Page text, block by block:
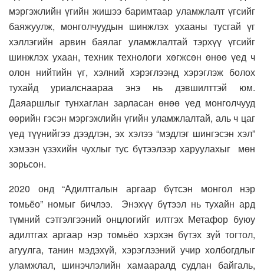
мэргэжлийн үгийн жишээ баримтаар уламжлалт үгсийг
баяжуулж, монголчуудын шинжлэх ухааны тусгай үг
хэллэгийн арвин баялаг уламжлалтай тэрхүү үгсийг
шинжлэх ухаан, техник технологи хөгжсөн өнөө үед ч
олон нийтийн үг, хэлний хэрэглээнд хэрэглэж болох
тухайд уриалснаараа энэ нь дэвшилттэй юм.
Даяаршлыг тунхаглан зарласан өнөө үед монголчууд
өөрийн гэсэн мэргэжлийн үгийн уламжлалтай, аль ч цаг
үед түүнийгээ дээдлэн, эх хэлээ “мэдлэг шингэсэн хэл”
хэмээн үзэхийн чухлыг тус бүтээлээр харуулахыг мөн
зорьсон.
2020 онд “Адилтгалын аргаар бүтсэн монгол нэр
томьёо” номыг бичлээ. Энэхүү бүтээл нь тухайн ард
түмний сэтгэлгээний онцлогийг илтгэх Метафор буюу
адилтгах аргаар нэр томьёо хэрхэн бүтэх зүй тогтол,
агуулга, танин мэдэхүй, хэрэглээний учир холбогдлыг
уламжлал, шинэчлэлийн хамааралд судлан байгаль,